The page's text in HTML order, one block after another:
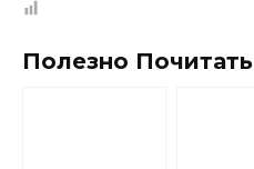
Полезно Почитать